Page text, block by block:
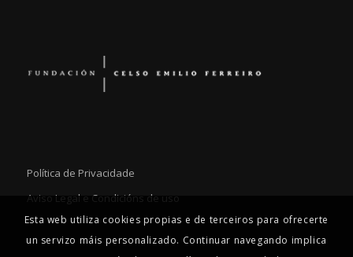
Política de Privacidade
Aviso Legal e Condicións de uso
Esta web utiliza cookies propias e de terceiros para ofrecerte
un servizo máis personalizado. Continuar navegando implica